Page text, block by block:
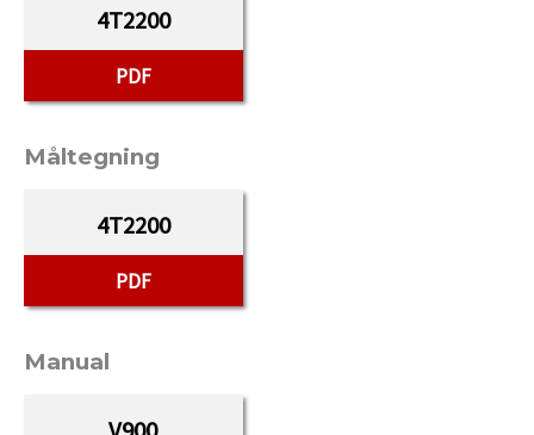
4T2200
PDF
Måltegning
4T2200
PDF
Manual